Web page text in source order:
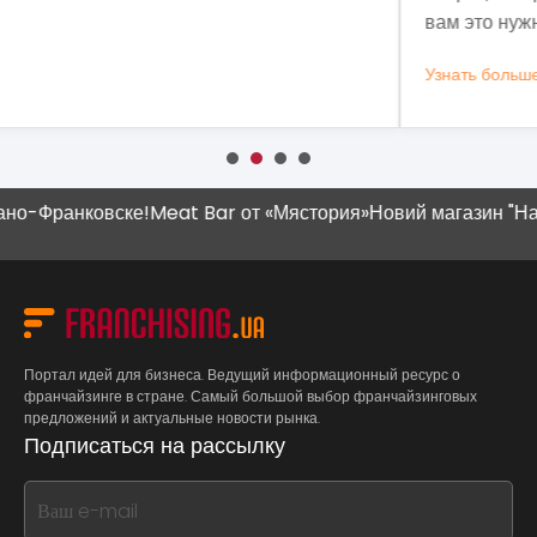
Meat Bar от «Мястория»Новий магазин "Наш
Портал идей для бизнеса. Ведущий информационный ресурс о
франчайзинге в стране. Самый большой выбор франчайзинговых
предложений и актуальные новости рынка.
Подписаться на рассылку
If
you